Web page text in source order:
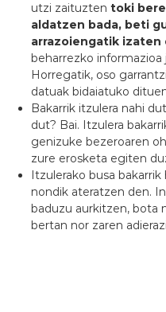
utzi zaituzten toki
aldatzen bada, beti
arrazoiengatik izaten
beharrezko
Horregatik, oso
datuak bidaiatuko
Bakarrik itzulera nahi
dut? Bai. Itzulera
genizuke bezeroaren
zure erosketa egiten
Itzulerako busa
nondik ateratzen den.
baduzu aurkitzen, bota
bertan nor zaren